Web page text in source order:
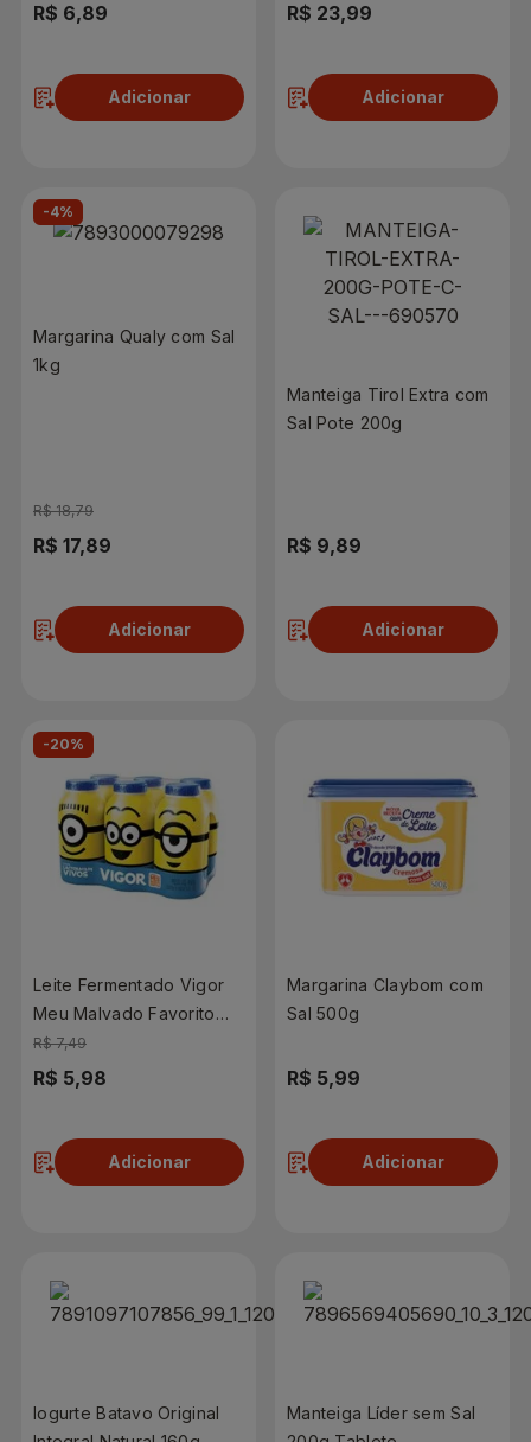
R$ 6,89
Adicionar
R$ 23,99
Adicionar
-4%
Margarina Qualy com Sal
1kg
R$ 18,79
R$ 17,89
Adicionar
Manteiga Tirol Extra com
Sal Pote 200g
R$ 9,89
Adicionar
-20%
Leite Fermentado Vigor
Meu Malvado Favorito
450g Com 6 Unidades
R$ 7,49
R$ 5,98
Adicionar
Margarina Claybom com
Sal 500g
R$ 5,99
Adicionar
Iogurte Batavo Original
Manteiga Líder sem Sal